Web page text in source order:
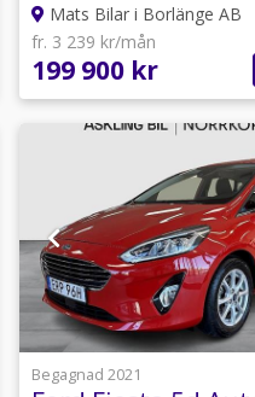
Mats Bilar i Borlänge AB
fr. 3 239 kr/mån
199 900 kr
1
Begagnad 2021